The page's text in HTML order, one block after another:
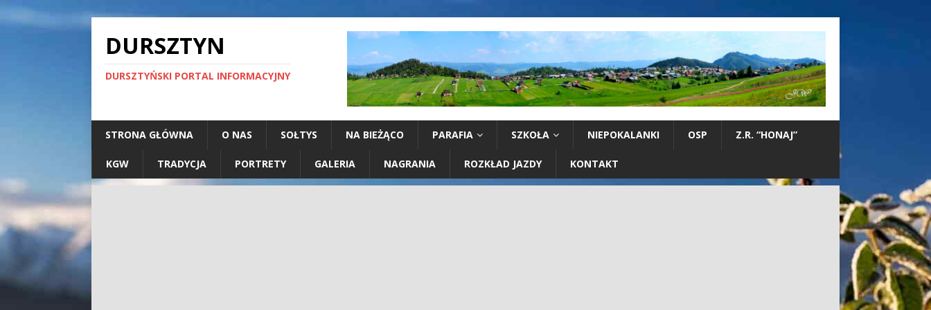
DURSZTYN
DURSZTYŃSKI PORTAL INFORMACYJNY
STRONA GŁÓWNA O NAS SOŁTYS NA BIEŻĄCO PARAFIA SZKOŁA NIEPOKALANKI OSP Z.R. “HONAJ”
KGW TRADYCJA PORTRETY GALERIA NAGRANIA ROZKŁAD JAZDY KONTAKT